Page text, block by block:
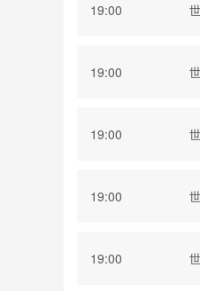
19:00
19:00
19:00
19:00
19:00